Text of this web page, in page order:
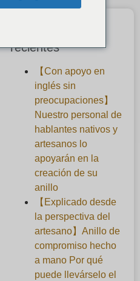
recientes
【Con apoyo en
inglés sin
preocupaciones】
Nuestro personal de
hablantes nativos y
artesanos lo
apoyarán en la
creación de su
anillo
【Explicado desde
la perspectiva del
artesano】Anillo de
compromiso hecho
a mano Por qué
puede llevárselo el